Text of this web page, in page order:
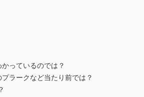
っているのでは？
ークなど当たり前では？